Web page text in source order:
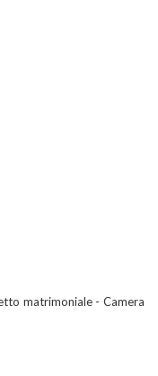
matrimoniale - Camera